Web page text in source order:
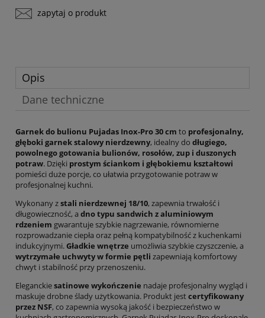
zapytaj o produkt
Opis
Dane techniczne
Garnek do bulionu Pujadas Inox-Pro 30 cm to profesjonalny,
głęboki garnek stalowy nierdzewny, idealny do długiego,
powolnego gotowania bulionów, rosołów, zup i duszonych
potraw. Dzięki prostym ściankom i głębokiemu kształtowi
pomieści duże porcje, co ułatwia przygotowanie potraw w
profesjonalnej kuchni.
Wykonany zstali nierdzewnej 18/10, zapewnia trwałość i
długowieczność, a dno typu sandwich z aluminiowym
rdzeniem gwarantuje szybkie nagrzewanie, równomierne
rozprowadzanie ciepła oraz pełną kompatybilność z kuchenkami
indukcyjnymi.Gładkie wnętrze umożliwia szybkie czyszczenie, a
wytrzymałe uchwyty w formie pętli zapewniają komfortowy
chwyt i stabilność przy przenoszeniu.
Eleganckiesatinowe wykończenie nadaje profesjonalny wygląd i
maskuje drobne ślady użytkowania. Produkt jestcertyfikowany
przez NSF, co zapewnia wysoką jakość i bezpieczeństwo w